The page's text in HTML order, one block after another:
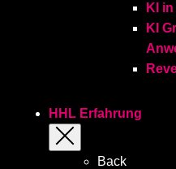
KI
KI
HHL Erfahrung
Back